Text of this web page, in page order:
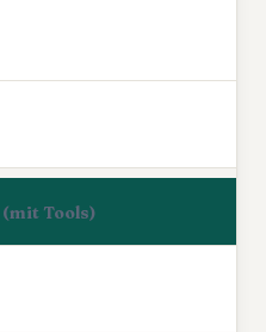
(mit Tools)